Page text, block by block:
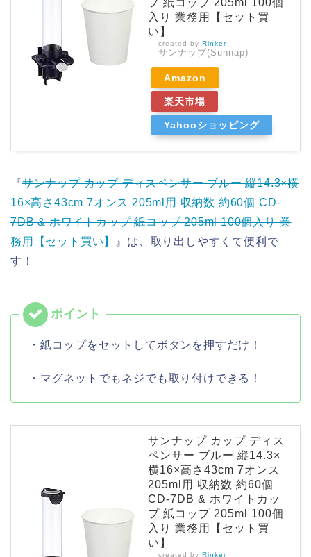
プ 紙コップ 205ml 100個
入り 業務用【セット買
い】
created by Rinker
サンナップ(Sunnap)
Amazon
楽天市場
Yahooショッピング
『サンナップ カップ ディスペンサー ブルー 縦14.3×横
16×高さ43cm 7オンス 205ml用 収納数 約60個 CD-
7DB & ホワイトカップ 紙コップ 205ml 100個入り 業
務用【セット買い】』は、取り出しやすくて便利で
す！
・紙コップをセットしてボタンを押すだけ！
・マグネットでもネジでも取り付けできる！
サンナップ カップ ディス
ペンサー ブルー 縦14.3×
横16×高さ43cm 7オンス
205ml用 収納数 約60個
CD-7DB & ホワイトカッ
プ 紙コップ 205ml 100個
入り 業務用【セット買
い】
created by Rinker